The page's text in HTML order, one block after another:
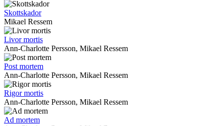
Skottskador
Mikael Ressem
Livor mortis
Ann-Charlotte Persson, Mikael Ressem
Post mortem
Ann-Charlotte Persson, Mikael Ressem
Rigor mortis
Ann-Charlotte Persson, Mikael Ressem
Ad mortem